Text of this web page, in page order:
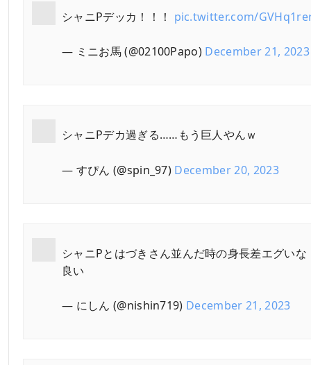
シャニPデッカ！！！ pic.twitter.com/
— ミニお馬 (@02100Papo) December 21, 2023
シャニPデカ過ぎる……もう巨人やんｗ
— すぴん (@spin_97) December 20, 2023
シャニPとはづきさん並んだ時の身長差エグいな
良い
— にしん (@nishin719) December 21, 2023